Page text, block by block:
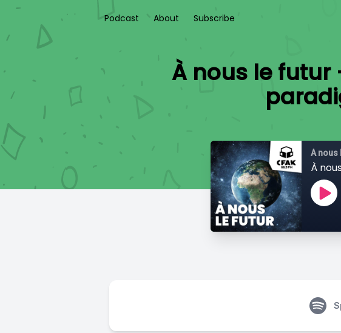
Podcast About Subscribe
À nous le
À nous